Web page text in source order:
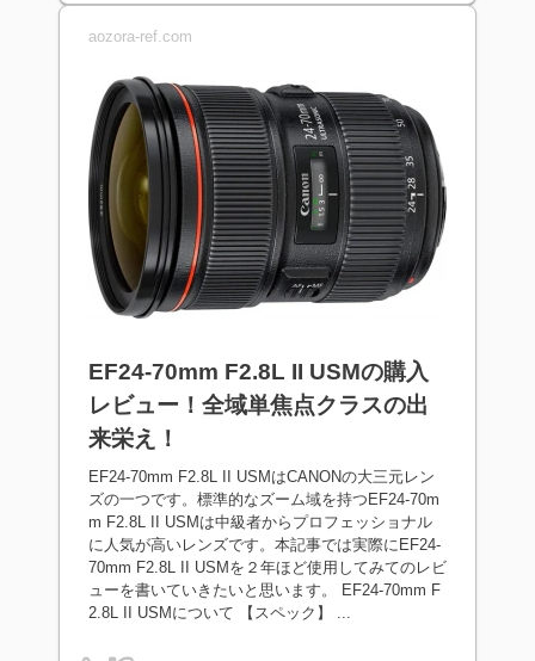
aozora-ref.com
EF24-70mm F2.8L II USMの購入
レビュー！全域単焦点クラスの出
来栄え！
EF24-70mm F2.8L II USMはCANONの大三元レン
ズの一つです。標準的なズーム域を持つEF24-70m
m F2.8L II USMは中級者からプロフェッショナル
に人気が高いレンズです。本記事では実際にEF24-
70mm F2.8L II USMを２年ほど使用してみてのレビ
ューを書いていきたいと思います。 EF24-70mm F
2.8L II USMについて 【スペック】 ...